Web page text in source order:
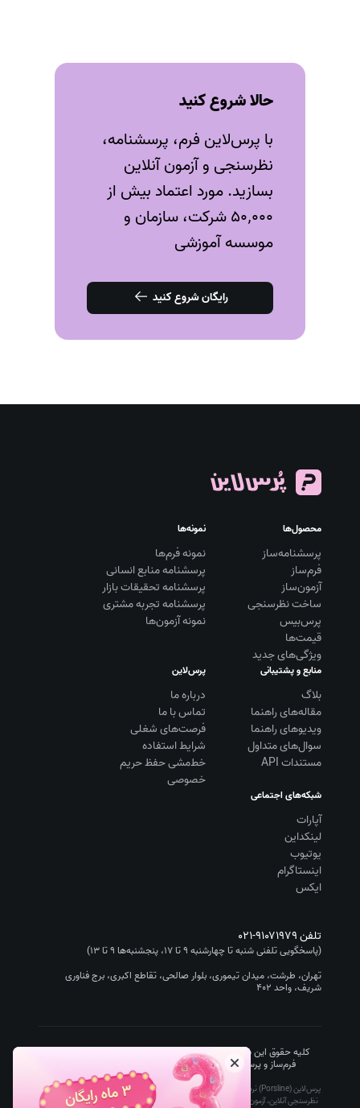
حالا شروع کنید
با پرس‌لاین فرم، پرسشنامه،
نظرسنجی و آزمون‌ آنلاین
بسازید. مورد اعتماد بیش از
۵۰٬۰۰۰ شرکت، سازمان و
موسسه آموزشی
رایگان شروع کنید
محصول‌ها
پرسشنامه‌ساز
فرم‌ساز
آزمون‌ساز
ساخت نظرسنجی
پرس‌بیس
قیمت‌ها
ویژگی‌های جدید
نمونه‌ها
نمونه فرم‌ها
پرسشنامه منابع انسانی
پرسشنامه تحقیقات بازار
پرسشنامه تجربه مشتری
نمونه آزمون‌ها
منابع و پشتیبانی
بلاگ
مقاله‌های راهنما
ویديوهای راهنما
سوال‌های متداول
مستندات API
پرس‌لاین
درباره ما
تماس با ما
فرصت‌های شغلی
شرایط استفاده
خط‌مشی حفظ حریم
خصوصی
شبکه‌های اجتماعی
آپارات
لینکداین
یوتیوب
اینستاگرام
ایکس
تلفن۰۲۱-۹۱۰۷۱۹۷۹
(پاسخگویی تلفنی شنبه تا چهارشنبه ۹ تا ۱۷، پنجشنبه‌ها ۹ تا ۱۳)
تهران، طرشت، میدان تیموری، بلوار صالحی، تقاطع اکبری، برج فناوری
شریف، واحد ۴۰۲
کلیه حقوق این سایت متعلق به شرکت سیستم گستر چیستا (نرم افزار
فرم‌ساز و پرسشنامه‌ساز پرس‌لاین/Porsline) است.
پرس‌لاین (Porsline) نرم افزار فرم ساز آنلاین رایگان تحت وب است که ساخت پرسشنامه آنلاین،
نظرسنجی آنلاین، آزمون آنلاین و فرم آنلاین را برای کاربران ساده، سریع و ارزان کرده است. آزمون